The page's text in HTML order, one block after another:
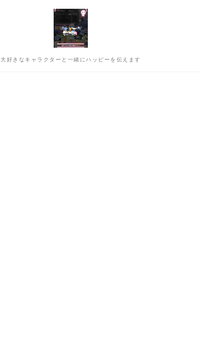
大好きなキャラクターと一緒にハッピーを伝えます